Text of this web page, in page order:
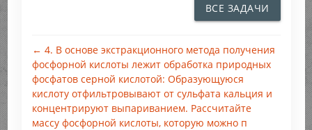
ВСЕ ЗАДАЧИ
← 4. В основе экстракционного метода получения
фосфорной кислоты лежит обработка природных
фосфатов серной кислотой: Образующуюся
кислоту отфильтровывают от сульфата кальция и
концентрируют выпариванием. Рассчитайте
массу фосфорной кислоты, которую можно п